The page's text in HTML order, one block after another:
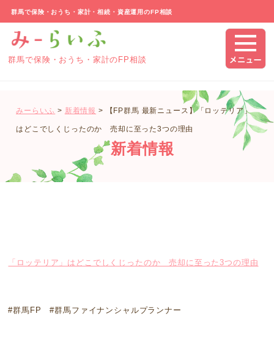
群馬で保険・おうち・家計・相続・資産運用のFP相談
群馬で保険・おうち・家計のFP相談
みーらいふ > 新着情報 > 【FP群馬 最新ニュース】「ロッテリア」
はどこでしくじったのか 売却に至った3つの理由
新着情報
「ロッテリア」はどこでしくじったのか 売却に至った3つの理由
#群馬FP #群馬ファイナンシャルプランナー